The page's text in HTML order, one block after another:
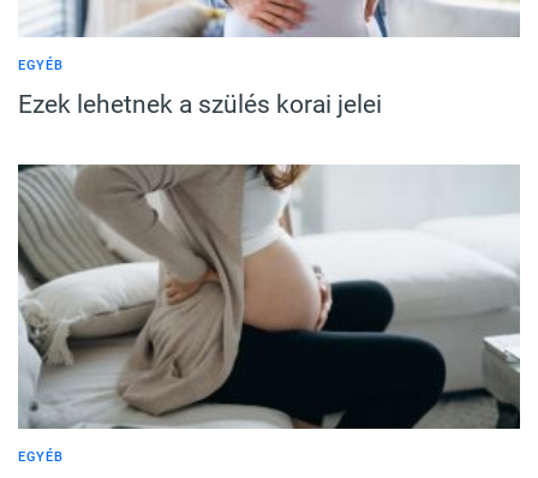
EGYÉB
Ezek lehetnek a szülés korai jelei
EGYÉB